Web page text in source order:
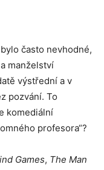
často nevhodné,
manželství
výstřední a v
pozvání. To
komediální
profesora“?
Games, The Man